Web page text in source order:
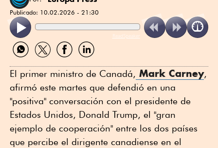
Publicado: 10.02.2026 - 21:30
ReadSpeaker
Compartir
por
Compartir
por
Compartir
por
Compartir
por
El primer ministro de Canadá, Mark Carney,
afirmó este martes que defendió en una
"positiva" conversación con el presidente de
Estados Unidos, Donald Trump, el "gran
ejemplo de cooperación" entre los dos países
que percibe el dirigente canadiense en el